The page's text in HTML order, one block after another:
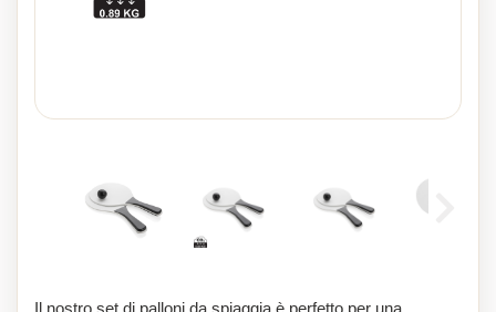
Il nostro set di palloni da spiaggia è perfetto per una